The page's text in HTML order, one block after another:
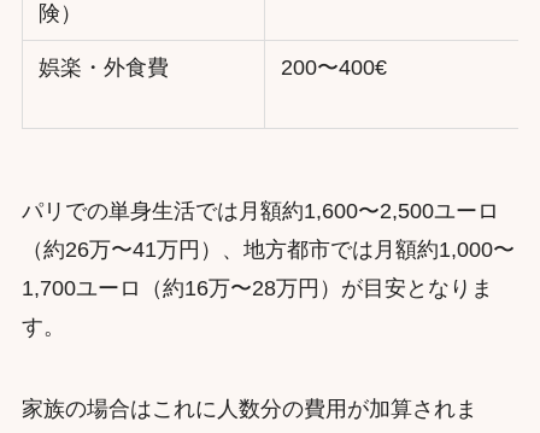
険）
娯楽・外食費 200〜400€
パリでの単身生活では月額約1,600〜2,500ユーロ
（約26万〜41万円）、地方都市では月額約1,000〜
1,700ユーロ（約16万〜28万円）が目安となりま
す。
家族の場合はこれに人数分の費用が加算されま